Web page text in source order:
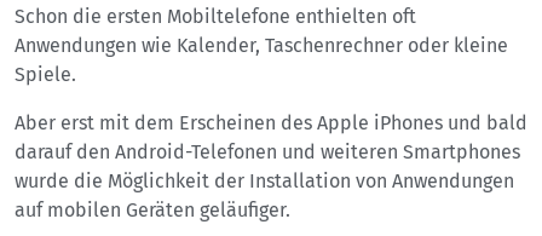
Schon die ersten Mobiltelefone enthielten oft
Anwendungen wie Kalender, Taschenrechner oder kleine
Spiele.
Aber erst mit dem Erscheinen des Apple iPhones und bald
darauf den Android-Telefonen und weiteren Smartphones
wurde die Möglichkeit der Installation von Anwendungen
auf mobilen Geräten geläufiger.